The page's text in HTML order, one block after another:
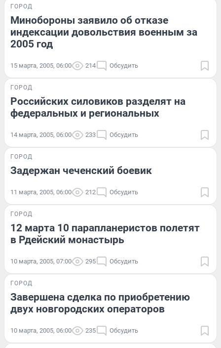
ГОРОД
Минобороны заявило об отказе
индексации довольствия военным за
2005 год
15 марта, 2005, 06:00 214 Обсудить
ГОРОД
Российских силовиков разделят на
федеральных и региональных
14 марта, 2005, 06:00 233 Обсудить
ГОРОД
Задержан чеченский боевик
11 марта, 2005, 06:00 212 Обсудить
ГОРОД
12 марта 10 парапланеристов полетят
в Рдейский монастырь
10 марта, 2005, 07:00 295 Обсудить
ГОРОД
Завершена сделка по приобретению
двух новгородских операторов
10 марта, 2005, 06:00 235 Обсудить